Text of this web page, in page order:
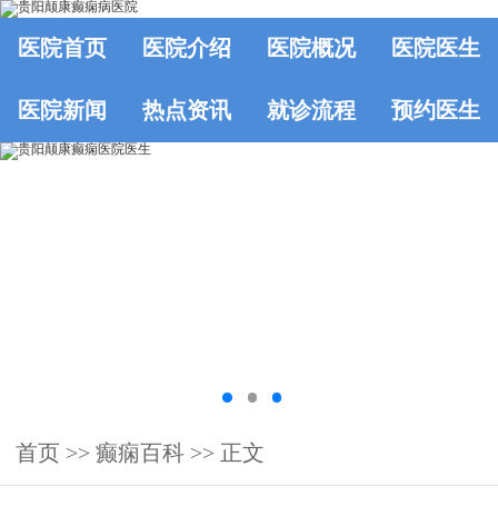
医院首页 医院介绍 医院概况 医院医生
医院新闻 热点资讯 就诊流程 预约医生
首页 >> 癫痫百科 >> 正文